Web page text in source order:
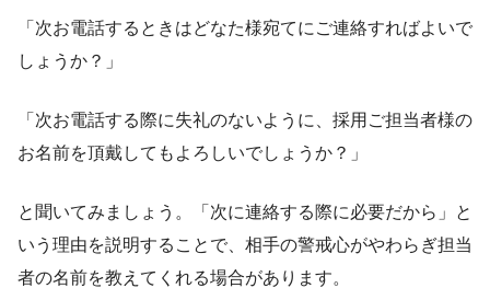
「次お電話するときはどなた様宛てにご連絡すればよいで
しょうか？」
「次お電話する際に失礼のないように、採用ご担当者様の
お名前を頂戴してもよろしいでしょうか？」
と聞いてみましょう。「次に連絡する際に必要だから」と
いう理由を説明することで、相手の警戒心がやわらぎ担当
者の名前を教えてくれる場合があります。